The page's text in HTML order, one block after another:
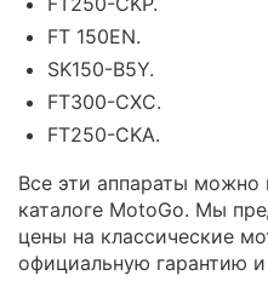
FT 150EN.
SK150-B5Y.
FT300-CXC.
FT250-CKA.
Все эти аппараты можно
каталоге MotoGo. Мы
цены на классические
официальную гарантию